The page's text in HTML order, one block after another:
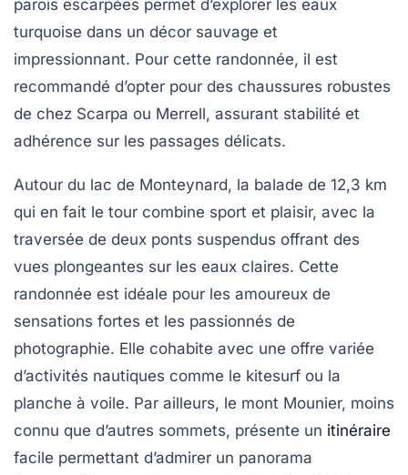
parois escarpées permet d’explorer les eaux
turquoise dans un décor sauvage et
impressionnant. Pour cette randonnée, il est
recommandé d’opter pour des chaussures robustes
de chez Scarpa ou Merrell, assurant stabilité et
adhérence sur les passages délicats.
Autour du lac de Monteynard, la balade de 12,3 km
qui en fait le tour combine sport et plaisir, avec la
traversée de deux ponts suspendus offrant des
vues plongeantes sur les eaux claires. Cette
randonnée est idéale pour les amoureux de
sensations fortes et les passionnés de
photographie. Elle cohabite avec une offre variée
d’activités nautiques comme le kitesurf ou la
planche à voile. Par ailleurs, le mont Mounier, moins
connu que d’autres sommets, présente un itinéraire
facile permettant d’admirer un panorama